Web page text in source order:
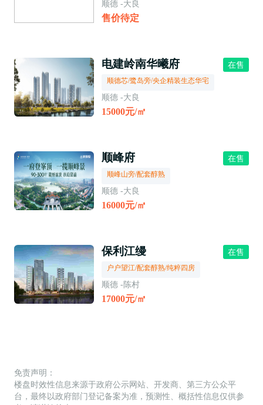
顺德 -大良
售价待定
电建岭南华曦府 在售
顺德芯/鹭岛旁/央企精装生态华宅
顺德 -大良
15000元/㎡
顺峰府 在售
顺峰山旁/配套醇熟
顺德 -大良
16000元/㎡
保利江缦 在售
户户望江/配套醇熟/纯粹四房
顺德 -陈村
17000元/㎡
免责声明：
楼盘时效性信息来源于政府公示网站、开发商、第三方公众平
台，最终以政府部门登记备案为准，预测性、概括性信息仅供参